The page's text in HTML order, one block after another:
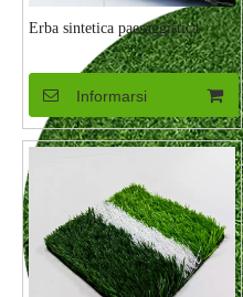
Erba sintetica paesaggistica
Informarsi